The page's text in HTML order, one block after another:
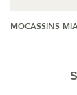
MOCASSINS